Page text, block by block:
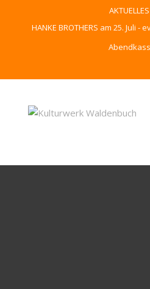
HANKE BROTHERS am 25. Juli -